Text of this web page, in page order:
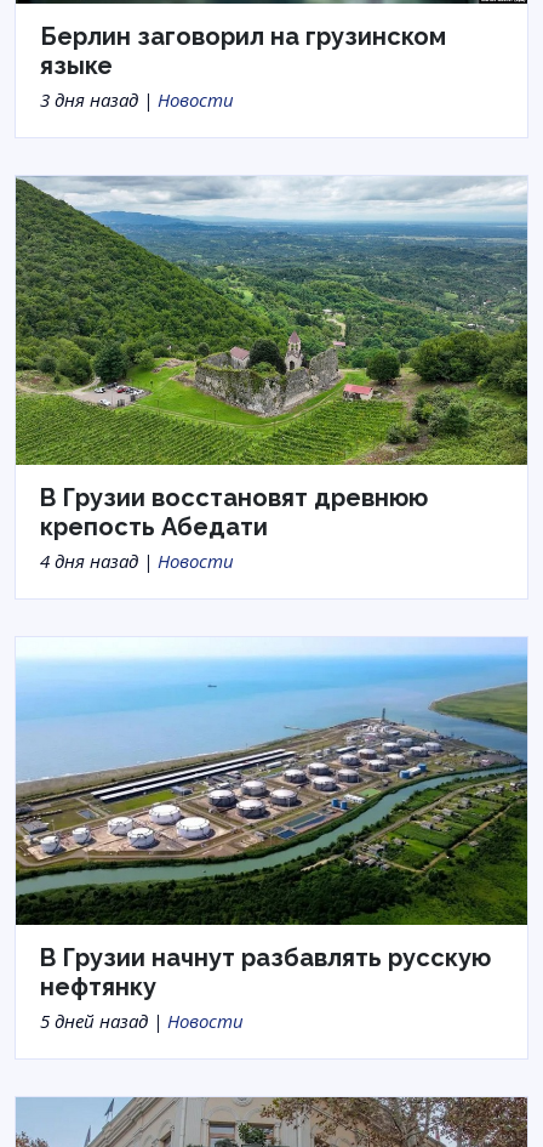
Берлин заговорил на грузинском
языке
3 дня назад | Новости
В Грузии восстановят древнюю
крепость Абедати
4 дня назад | Новости
В Грузии начнут разбавлять русскую
нефтянку
5 дней назад | Новости